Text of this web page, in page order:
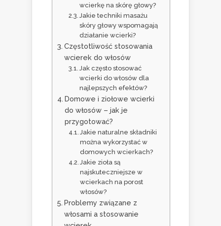
wcierkę na skórę głowy?
Jakie techniki masażu
skóry głowy wspomagają
działanie wcierki?
Częstotliwość stosowania
wcierek do włosów
Jak często stosować
wcierki do włosów dla
najlepszych efektów?
Domowe i ziołowe wcierki
do włosów – jak je
przygotować?
Jakie naturalne składniki
można wykorzystać w
domowych wcierkach?
Jakie zioła są
najskuteczniejsze w
wcierkach na porost
włosów?
Problemy związane z
włosami a stosowanie